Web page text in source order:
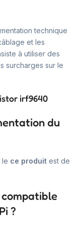
technique
et les
à utiliser des
surcharges sur le
irf9640
du
le ce produit est de
?